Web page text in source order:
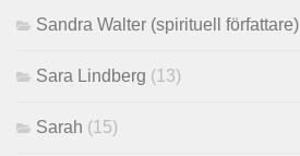
Sandra Walter (spirituell författare)
Sara Lindberg (13)
Sarah (15)